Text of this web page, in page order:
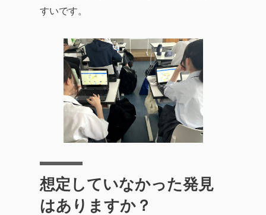
すいです。
想定していなかった発見
はありますか？